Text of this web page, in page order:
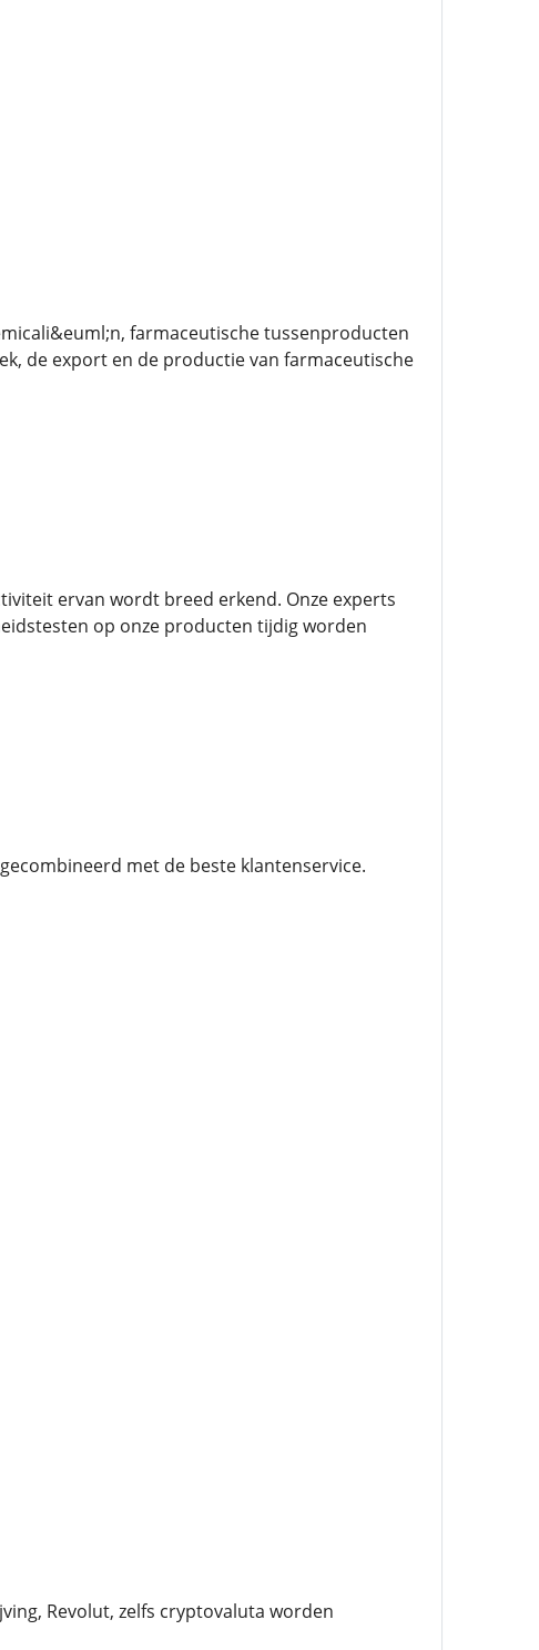
farmaceutische tussenproducten
de export en de productie van farmaceutische
ervan wordt breed erkend. Onze experts
op onze producten tijdig worden
met de beste klantenservice.
Revolut, zelfs cryptovaluta worden